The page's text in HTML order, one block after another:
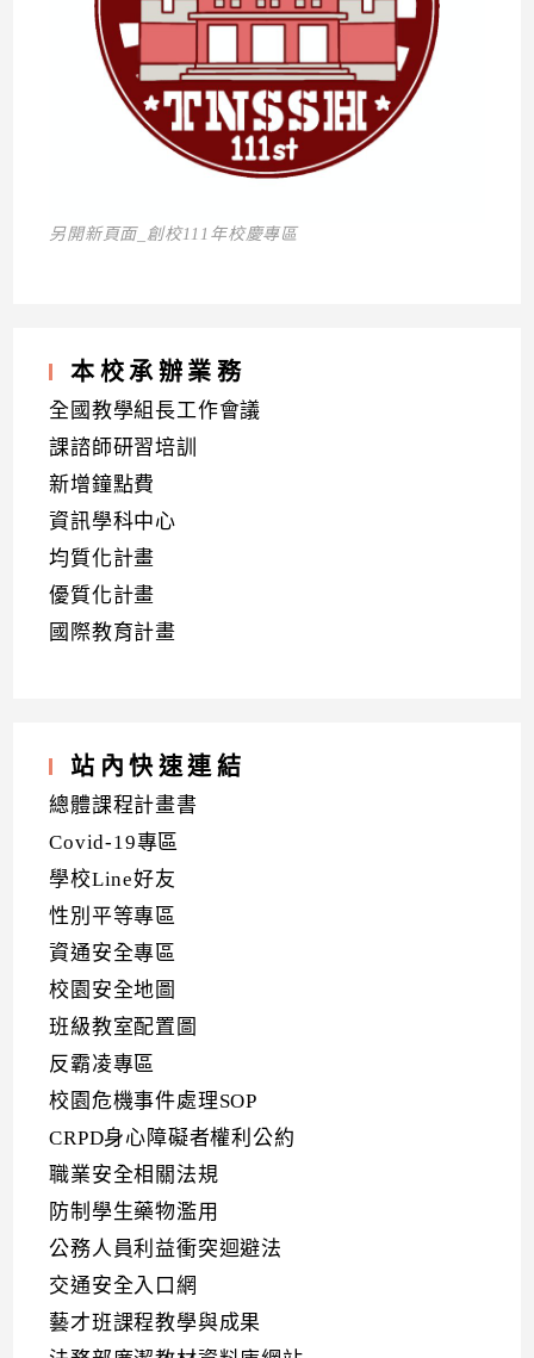
另開新頁面_創校111年校慶專區
本校承辦業務
全國教學組長工作會議
課諮師研習培訓
新增鐘點費
資訊學科中心
均質化計畫
優質化計畫
國際教育計畫
站內快速連結
總體課程計畫書
Covid-19專區
學校Line好友
性別平等專區
資通安全專區
校園安全地圖
班級教室配置圖
反霸凌專區
校園危機事件處理SOP
CRPD身心障礙者權利公約
職業安全相關法規
防制學生藥物濫用
公務人員利益衝突迴避法
交通安全入口網
藝才班課程教學與成果